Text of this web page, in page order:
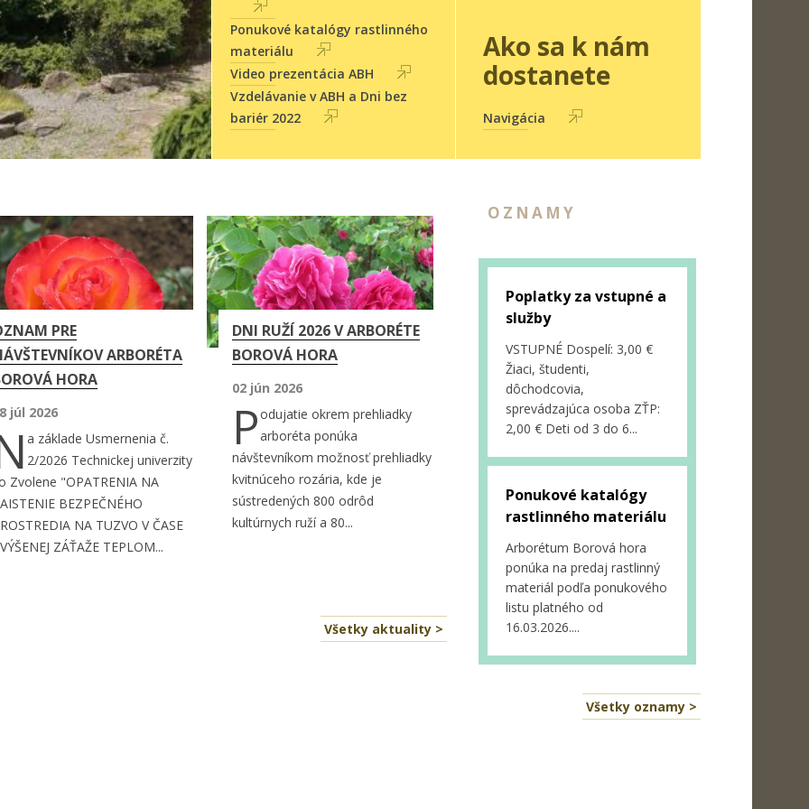
Ponukové katalógy rastlinného
materiálu
Video prezentácia ABH
Vzdelávanie v ABH a Dni bez
bariér 2022
Ako sa k nám
dostanete
Navigácia
PRE
ARBORÉTA
HORA
júl 2026
a základe Usmernenia č.
2/2026 Technickej univerzity
Zvolene "OPATRENIA NA
BEZPEČNÉHO
NA TUZVO V ČASE
ZÁŤAŽE TEPLOM...
DNI RUŽÍ 2026 V ARBORÉTE
BOROVÁ HORA
02 jún 2026
Podujatie okrem prehliadky
arboréta ponúka
návštevníkom možnosť prehliadky
kvitnúceho rozária, kde je
sústredených 800 odrôd
kultúrnych ruží a 80...
Všetky aktuality >
OZNAMY
Poplatky za vstupné a
služby
VSTUPNÉ Dospelí: 3,00 €
Žiaci, študenti,
dôchodcovia,
sprevádzajúca osoba ZŤP:
2,00 € Deti od 3 do 6...
Ponukové katalógy
rastlinného materiálu
Arborétum Borová hora
ponúka na predaj rastlinný
materiál podľa ponukového
listu platného od
16.03.2026....
Všetky oznamy >